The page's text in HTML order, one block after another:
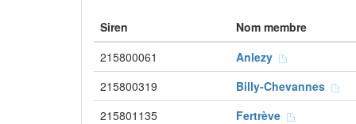
Siren
Nom membre
215800061
Anlezy
215800319
Billy-Chevannes
215801135
Fertrève